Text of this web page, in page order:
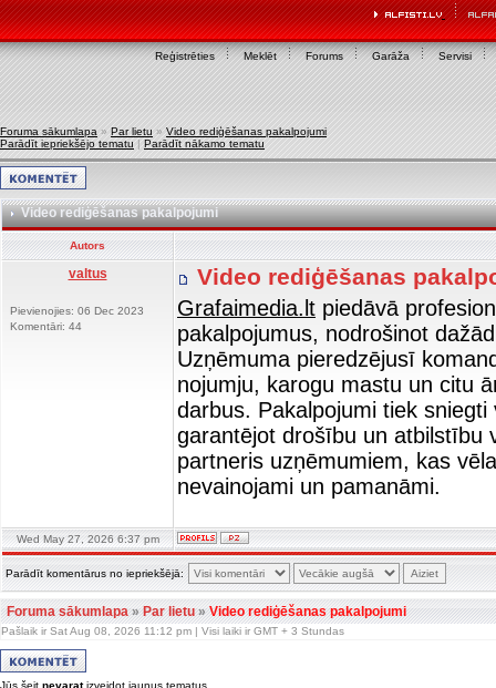
Reģistrēties Meklēt Forums Garāža Servisi
Foruma sākumlapa » Par lietu » Video rediģēšanas pakalpojumi
Parādīt iepriekšējo tematu | Parādīt nākamo tematu
Video rediģēšanas pakalpojumi
Autors
valtus
Pievienojies: 06 Dec 2023
Komentāri: 44
Video rediģēšanas
Grafaimedia.lt piedāvā
pakalpojumus, nodrošinot
Uzņēmuma pieredzējusī
nojumju, karogu mastu un citu
darbus. Pakalpojumi tiek
garantējot drošību un atbilstību
partneris uzņēmumiem, kas
nevainojami un pamanāmi.
Wed May 27, 2026 6:37 pm
Parādīt komentārus no iepriekšējā:
Foruma sākumlapa»Par lietu»Video rediģēšanas pakalpojumi
Pašlaik ir Sat Aug 08, 2026 11:12 pm | Visi laiki ir GMT + 3 Stundas
Jūs šeit nevaratizveidot jaunus tematus